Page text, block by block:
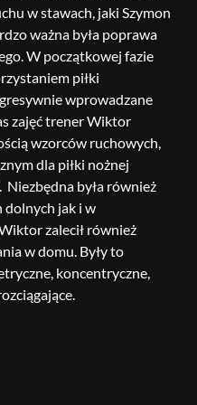
w stawach, jaki Szymon
ważna była poprawa
W początkowej fazie
piłki
wprowadzane
zajęć trener Wiktor
wzorców ruchowych,
dla piłki nożnej
była również
dolnych jak i w
zalecił również
w domu. Były to
koncentryczne,